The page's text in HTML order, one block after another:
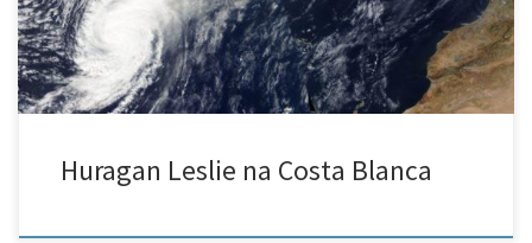
Huragan Leslie na Costa Blanca